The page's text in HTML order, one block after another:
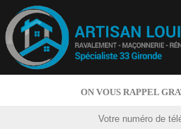
ON VOUS RAPPEL